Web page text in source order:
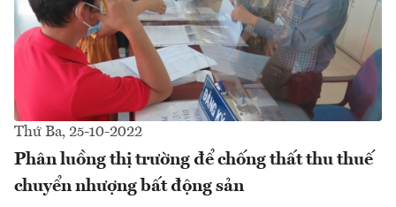
Thứ Ba, 25-10-2022
Phân luồng thị trường để chống thất thu thuế
chuyển nhượng bất động sản